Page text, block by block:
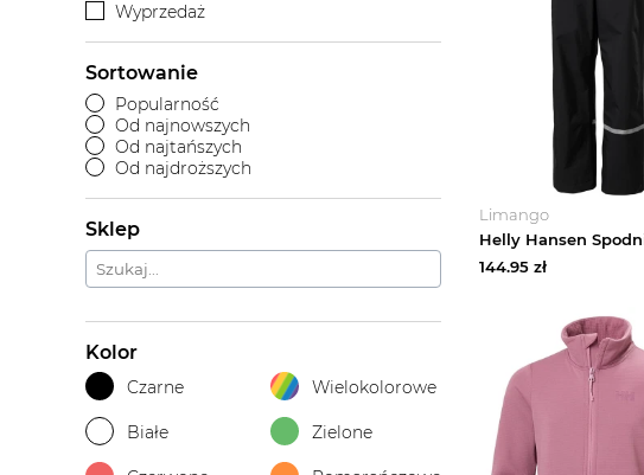
Wyprzedaż
Sortowanie
Popularność
Od najnowszych
Od najtańszych
Od najdroższych
Sklep
Kolor
Czarne Wielokolorowe
Białe Zielone
Limango
144.95 zł